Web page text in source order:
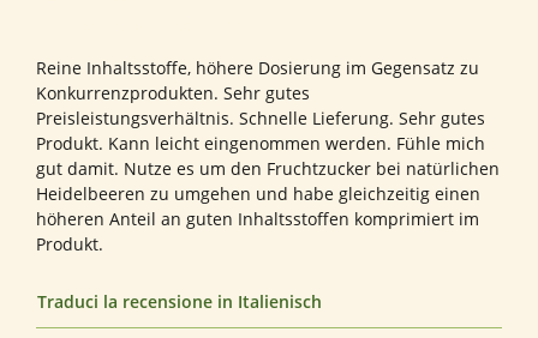
Reine Inhaltsstoffe, höhere Dosierung im Gegensatz zu
Konkurrenzprodukten. Sehr gutes
Preisleistungsverhältnis. Schnelle Lieferung. Sehr gutes
Produkt. Kann leicht eingenommen werden. Fühle mich
gut damit. Nutze es um den Fruchtzucker bei natürlichen
Heidelbeeren zu umgehen und habe gleichzeitig einen
höheren Anteil an guten Inhaltsstoffen komprimiert im
Produkt.
Traduci la recensione in Italienisch